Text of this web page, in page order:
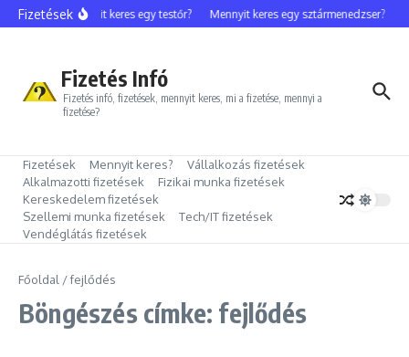
Ugrás a tartalomhoz
FizetésekMennyit keres egy testőr? Mennyit keres egy sztármenedzser?
Fizetés Infó
Fizetés infó, fizetések, mennyit keres, mi a fizetése, mennyi a
fizetése?
Fizetések Mennyit keres?
Vállalkozás fizetések
Alkalmazotti fizetések
Fizikai munka fizetések
Kereskedelem fizetések
Szellemi munka fizetések
Tech/IT fizetések
Vendéglátás fizetések
Főoldal /fejlődés
Böngészés címke: fejlődés